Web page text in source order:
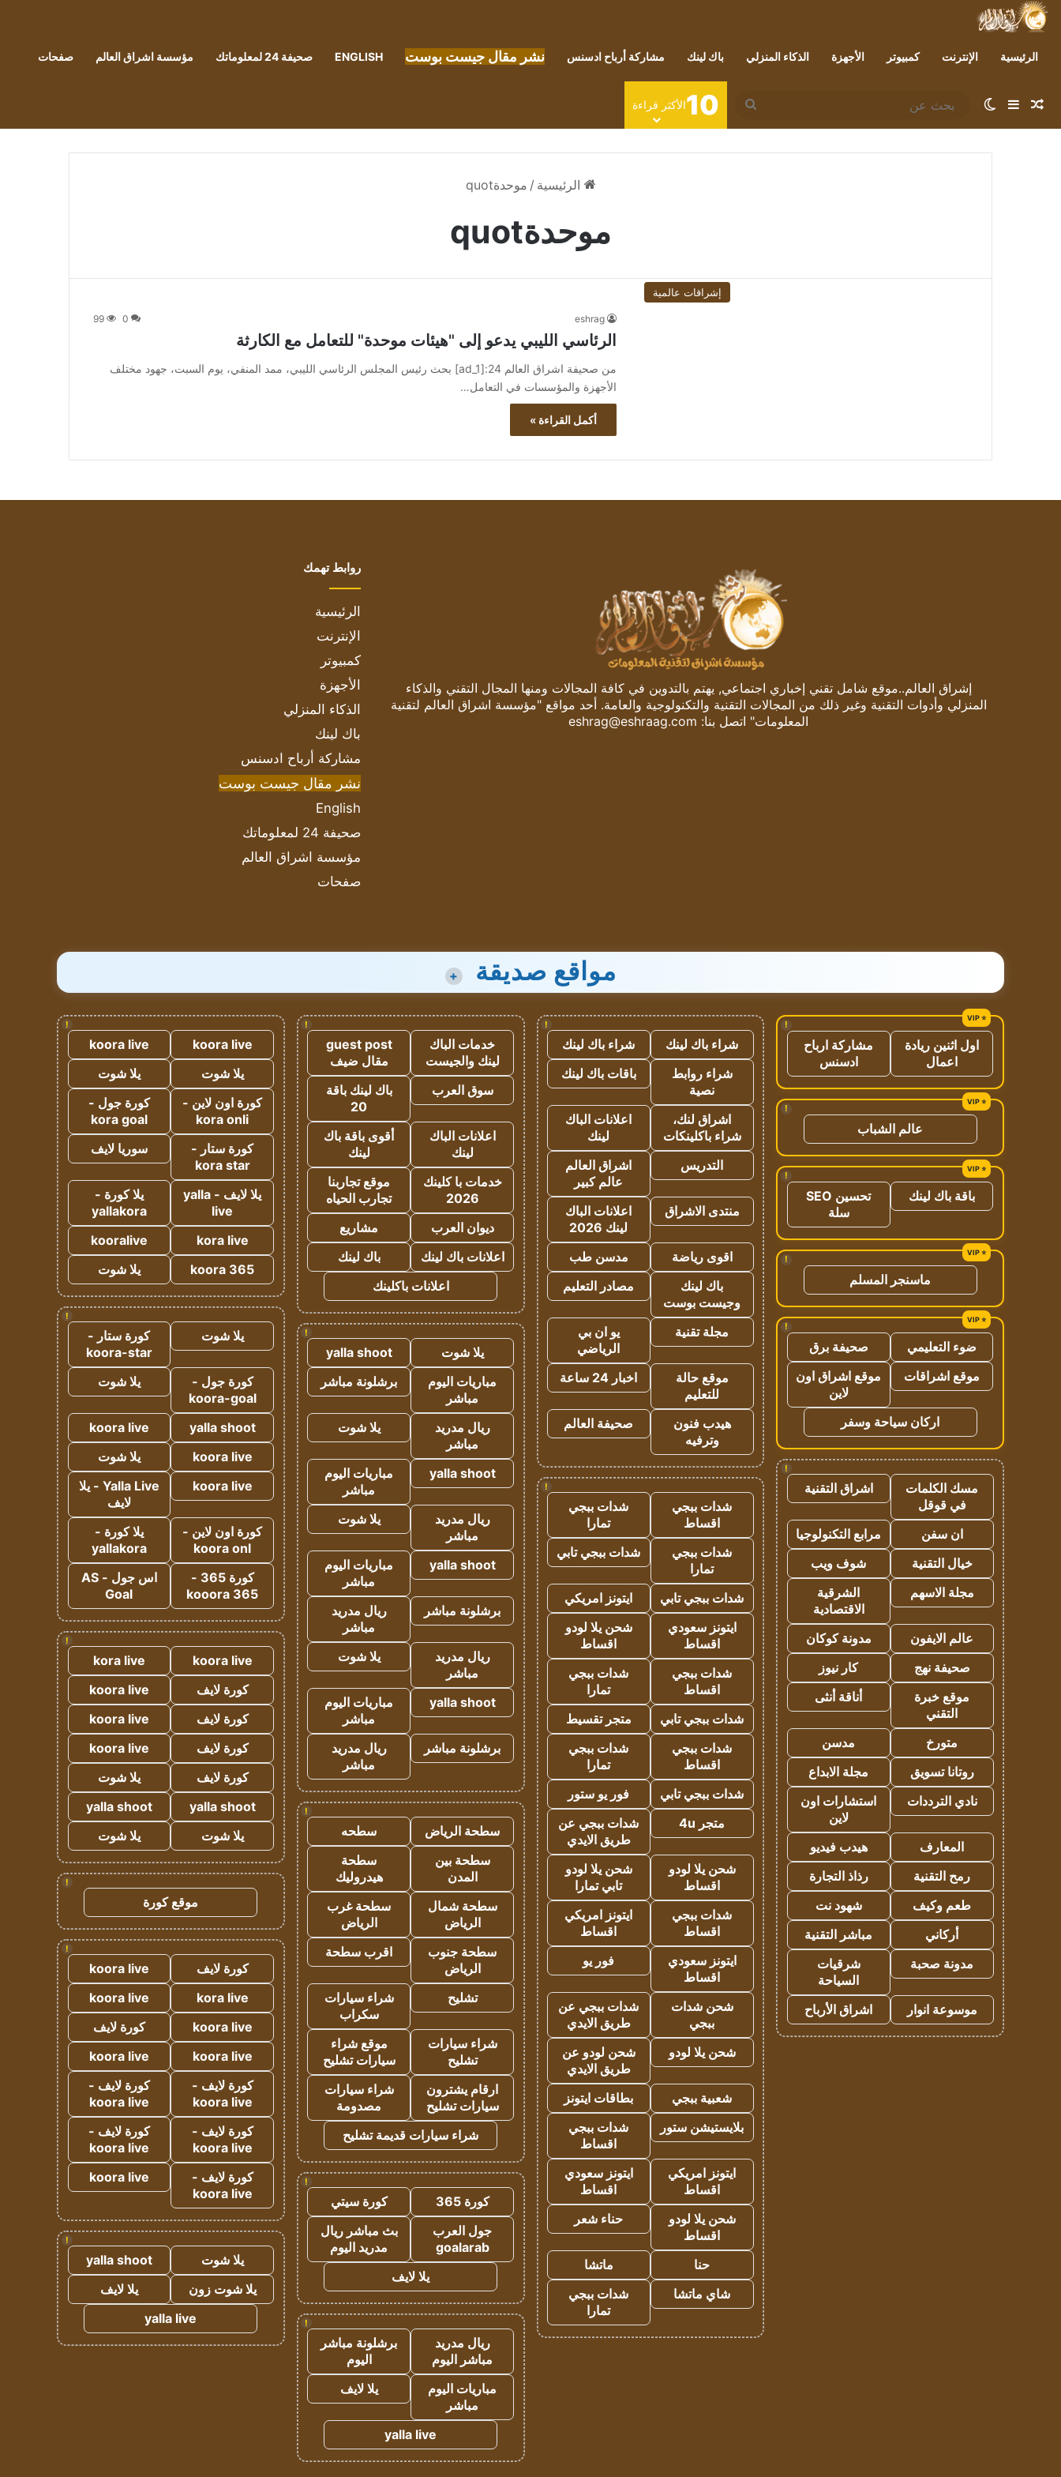
الرئيسية الإنترنت كمبيوتر الأجهزة الذكاء المنزلي باك لينك مشاركة أرباح ادسنس نشر مقال جيست بوست ENGLISH صحيفة 24 لمعلوماتك مؤسسة اشراق العالم صفحات
مقال عشوائي
إضافة عمود جانبي
الوضع المظلم
بحث
عن
10الأكثر قراءة
الرئيسية / موحدةquot
موحدةquot
إشراقات عالمية
eshrag
0
99
الرئاسي الليبي يدعو إلى "هيئات موحدة" للتعامل مع الكارثة
من صحيفة اشراق العالم 24:[ad_1] بحث رئيس المجلس الرئاسي الليبي، ممد المنفي، يوم السبت، جهود مختلف
الأجهزة والمؤسسات في التعامل…
أكمل القراءة »
إشراق العالم..موقع شامل تقني إخباري اجتماعي, يهتم بالتدوين في كافة المجالات ومنها المجال التقني والذكاء
المنزلي وأدوات التقنية وغير ذلك من المجالات التقنية والتكنولوجية والعامة. أحد مواقع "مؤسسة اشراق العالم لتقنية
المعلومات" اتصل بنا: eshrag@eshraag.com
روابط تهمك
الرئيسية
الإنترنت
كمبيوتر
الأجهزة
الذكاء المنزلي
باك لينك
مشاركة أرباح ادسنس
نشر مقال جيست بوست
English
صحيفة 24 لمعلوماتك
مؤسسة اشراق العالم
صفحات
مواقع صديقة +
!
اول اثنين ريادة
اعمال
مشاركة ارباح
ادسنس
!
عالم الشباب
!
باقة باك لينك
تحسين SEO
سلة
!
ماسنجر المسلم
!
ضوء التعليمي
صحيفة برق
موقع اشراقات
موقع اشراق اون
لاين
اركان سياحة وسفر
!
مسك الكلمات
في قوقل
اشراق التقنية
ان سفن
مرابع التكنولوجيا
خيال التقنية
شوف ويب
مجلة الاسهم
الشرقية
الاقتصادية
عالم الايفون
مدونة كوكان
صحيفة نهج
كار نيوز
موقع خبرة
التقني
أناقة أنثى
متورخ
مدسن
روتانا تسويق
مجلة الابداع
نادي الترددات
استشارات اون
لاين
المعارف
هيدب فيديو
رمح التقنية
رذاذ التجارة
طعم وكيف
شهود نت
أركاني
مباشر التقنية
مدونة صحبة
شرقيات
السياحة
موسوعة انوار
اشراق الأرباح
!
شراء باك لينك
شراء باك لينك
شراء روابط
نصية
باقات باك لينك
اشراق لنك،
شراء باكلينكات
اعلانات الباك
لينك
التدريس
اشراق العالم
عالم كبير
منتدى الاشراق
اعلانات الباك
لينك 2026
اقوى رياضة
مدسن طب
باك لينك
وجيست بوست
مصادر التعليم
مجلة تقنية
يو ان بي
الرياضي
موقع حالة
للتعليم
اخبار 24 ساعة
هيدب فنون
وترفيه
صحيفة العالم
!
شدات ببجي
اقساط
شدات ببجي
تمارا
شدات ببجي
تمارا
شدات ببجي تابي
شدات ببجي تابي
ايتونز امريكي
ايتونز سعودي
اقساط
شحن يلا لودو
اقساط
شدات ببجي
اقساط
شدات ببجي
تمارا
شدات ببجي تابي
متجر تقسيط
شدات ببجي
اقساط
شدات ببجي
تمارا
شدات ببجي تابي
فور يو ستور
متجر 4u
شدات ببجي عن
طريق الايدي
شحن يلا لودو
اقساط
شحن يلا لودو
تابي تمارا
شدات ببجي
اقساط
ايتونز امريكي
اقساط
ايتونز سعودي
اقساط
فور يو
شحن شدات
ببجي
شدات ببجي عن
طريق الايدي
شحن يلا لودو
شحن لودو عن
طريق الايدي
شعبية ببجي
بطاقات ايتونز
بلايستيشن ستور
شدات ببجي
اقساط
ايتونز امريكي
اقساط
ايتونز سعودي
اقساط
شحن يلا لودو
اقساط
حناء شعر
حنا
ماتشا
شاي ماتشا
شدات ببجي
تمارا
!
خدمات الباك
لينك والجيست
guest post
مقال ضيف
سوق العرب
باك لينك باقة
20
اعلانات الباك
لينك
أقوى باقة باك
لينك
خدمات با كلينك
2026
موقع تجاربنا
تجارب الحياه
ديوان العرب
مشاريع
اعلانات باك لينك
باك لينك
اعلانات باكلينك
!
يلا شوت
yalla shoot
مباريات اليوم
مباشر
برشلونة مباشر
ريال مدريد
مباشر
يلا شوت
yalla shoot
مباريات اليوم
مباشر
ريال مدريد
مباشر
يلا شوت
yalla shoot
مباريات اليوم
مباشر
برشلونة مباشر
ريال مدريد
مباشر
ريال مدريد
مباشر
يلا شوت
yalla shoot
مباريات اليوم
مباشر
برشلونة مباشر
ريال مدريد
مباشر
!
سطحة الرياض
سطحه
سطحة بين
المدن
سطحة
هيدروليك
سطحة شمال
الرياض
سطحة غرب
الرياض
سطحة جنوب
الرياض
اقرب سطحة
تشليح
شراء سيارات
سكراب
شراء سيارات
تشليح
موقع شراء
سيارات تشليح
ارقام يشترون
سيارات تشليح
شراء سيارات
مصدومة
شراء سيارات قديمة تشليح
!
كورة 365
كورة سيتي
جول العرب
goalarab
بث مباشر ريال
مدريد اليوم
يلا لايف
!
ريال مدريد
مباشر اليوم
برشلونة مباشر
اليوم
مباريات اليوم
مباشر
يلا لايف
yalla live
!
koora live
koora live
يلا شوت
يلا شوت
كورة اون لاين -
kora onli
كورة جول -
kora goal
كورة ستار -
kora star
سوريا لايف
يلا لايف - yalla
live
يلا كورة -
yallakora
kora live
kooralive
koora 365
يلا شوت
!
يلا شوت
كورة ستار -
koora-star
كورة جول -
koora-goal
يلا شوت
yalla shoot
koora live
koora live
يلا شوت
koora live
Yalla Live - يلا
لايف
كورة اون لاين -
koora onl
يلا كورة -
yallakora
كورة 365 -
kooora 365
اس جول - AS
Goal
!
koora live
kora live
كورة لايف
koora live
كورة لايف
koora live
كورة لايف
koora live
كورة لايف
يلا شوت
yalla shoot
yalla shoot
يلا شوت
يلا شوت
!
موقع كورة
!
كورة لايف
koora live
kora live
koora live
koora live
كورة لايف
koora live
koora live
كورة لايف -
koora live
كورة لايف -
koora live
كورة لايف -
koora live
كورة لايف -
koora live
كورة لايف -
koora live
koora live
!
يلا شوت
yalla shoot
يلا شوت زون
يلا لايف
yalla live